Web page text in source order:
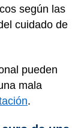
según las
cuidado de
pueden
mala
.